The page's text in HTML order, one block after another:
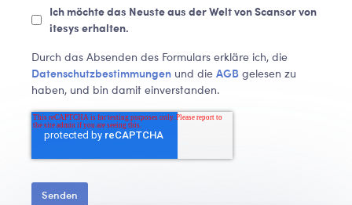
Ich möchte das Neuste aus der Welt von Scansor von
itesys erhalten.
Durch das Absenden des Formulars erkläre ich, die
Datenschutzbestimmungen und die AGB gelesen zu
haben, und bin damit einverstanden.